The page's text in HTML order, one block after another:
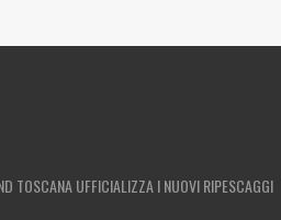
TOSCANA UFFICIALIZZA I NUOVI RIPESCAGGI